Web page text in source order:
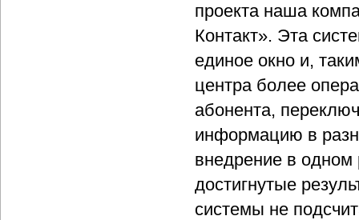
проекта наша
Контакт». Эта
единое окно и,
центра более
абонента,
информацию в
внедрение в одном
достигнутые
системы не